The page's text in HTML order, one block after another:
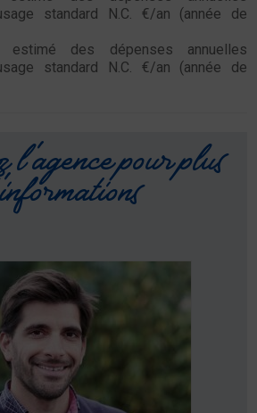
standard N.C. €/an (année de
estimé des dépenses annuelles
standard N.C. €/an (année de
l'agence pour plus